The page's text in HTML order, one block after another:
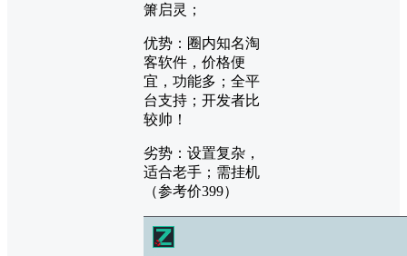
箫启灵；
优势：圈内知名淘
客软件，价格便
宜，功能多；全平
台支持；开发者比
较帅！
劣势：设置复杂，
适合老手；需挂机
（参考价399）